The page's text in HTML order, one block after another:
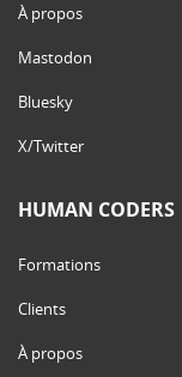
À propos
Mastodon
Bluesky
X/Twitter
HUMAN CODERS
Formations
Clients
À propos